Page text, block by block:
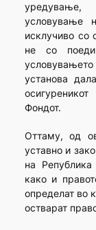
условување
исклучиво со
не со
установа
Фондот.
Оттаму, од
уставно и
на Република
како и
определат во
остварат